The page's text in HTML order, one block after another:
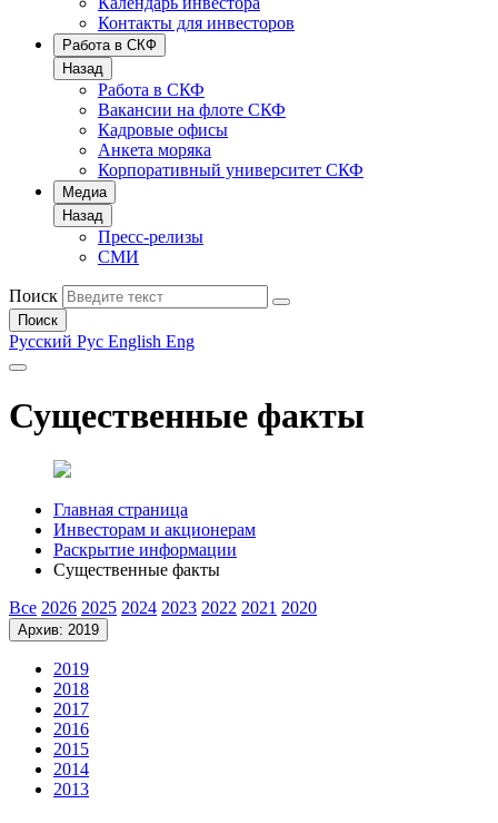
Контакты для инвесторов
Работа в СКФ
Назад
Работа в СКФ
Вакансии на флоте СКФ
Кадровые офисы
Анкета моряка
Корпоративный университет СКФ
Медиа
Назад
Пресс-релизы
СМИ
Поиск
Поиск
Русский Рус English Eng
Существенные факты
Главная страница
Инвесторам и акционерам
Раскрытие информации
Существенные факты
Все 2026 2025 2024 2023 2022 2021 2020
Архив: 2019
2019
2018
2017
2016
2015
2014
2013